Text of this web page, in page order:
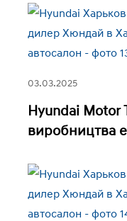
03.03.2025
Hyundai Motor
виробництва